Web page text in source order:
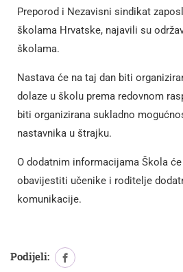
Preporod i Nezavisni sindikat
školama Hrvatske, najavili su
školama.
Nastava će na taj dan biti
dolaze u školu prema redovnom
biti organizirana sukladno
nastavnika u štrajku.
O dodatnim informacijama Škola
obavijestiti učenike i roditelje
komunikacije.
Podijeli: